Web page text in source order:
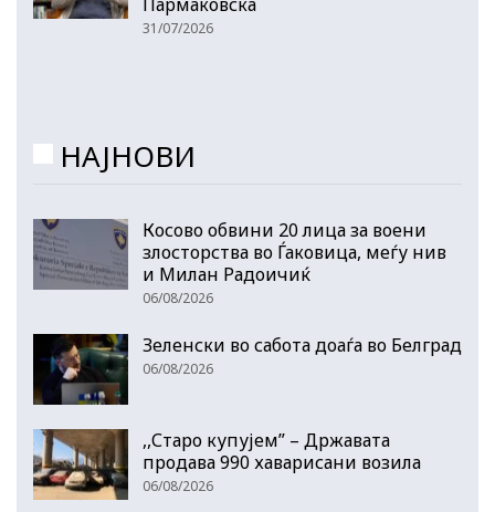
31/07/2026
НАЈНОВИ
Косово обвини 20 лица за воени
злосторства во Ѓаковица, меѓу нив
и Милан Радоичиќ
06/08/2026
Зеленски во сабота доаѓа во Белград
06/08/2026
,,Старо купујем” – Државата
продава 990 хаварисани возила
06/08/2026